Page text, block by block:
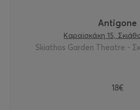
Antigone
Καραϊσκάκη 15,
Skiathos Garden Theatre -
18€